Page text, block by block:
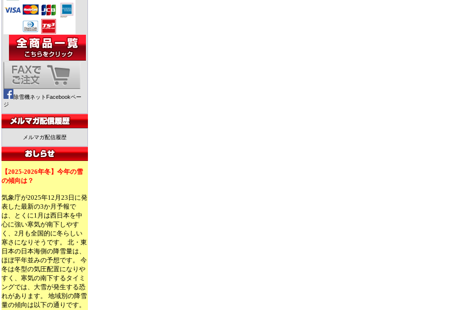
除雪機ネットFacebookペー
ジ
メルマガ配信履歴
【2025-2026年冬】今年の雪
の傾向は？
気象庁が2025年12月23日に発
表した最新の3か月予報で
は、とくに1月は西日本を中
心に強い寒気が南下しやす
く、2月も全国的に冬らしい
寒さになりそうです。 北・東
日本の日本海側の降雪量は、
ほぼ平年並みの予想です。 今
冬は冬型の気圧配置になりや
すく、寒気の南下するタイミ
ングでは、大雪が発生する恐
れがあります。 地域別の降雪
量の傾向は以下の通りです。